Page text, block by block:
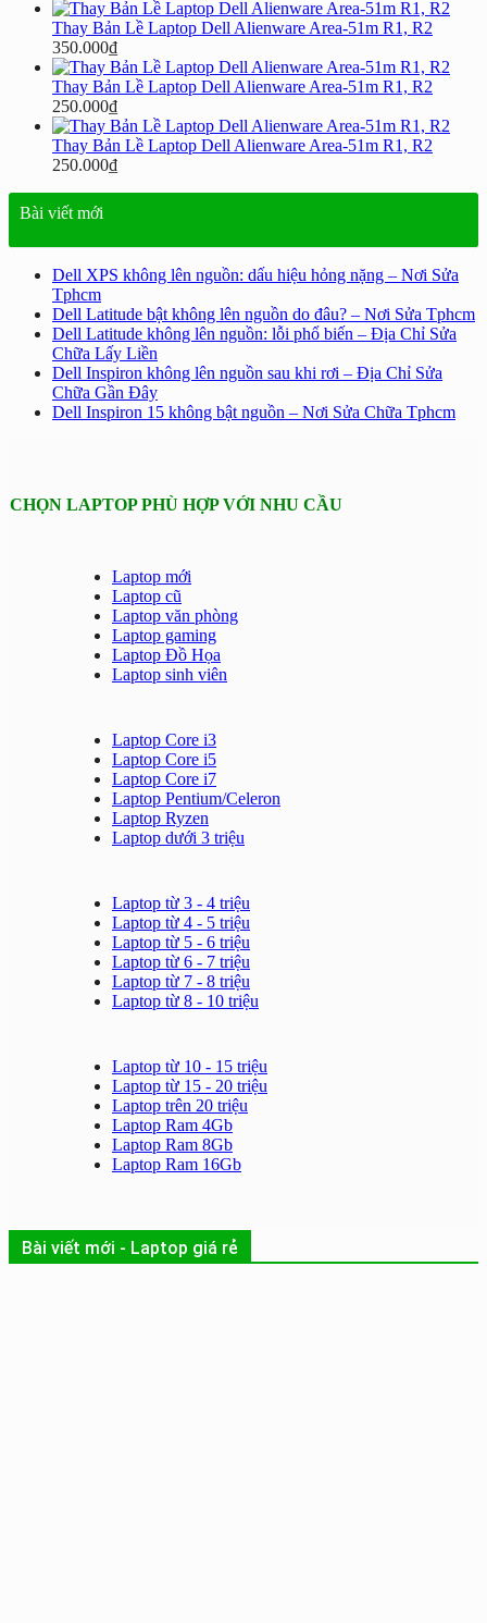
Thay Bản Lề Laptop Dell Alienware Area-51m R1, R2
350.000₫
Thay Bản Lề Laptop Dell Alienware Area-51m R1, R2
250.000₫
Thay Bản Lề Laptop Dell Alienware Area-51m R1, R2
250.000₫
Bài viết mới
Dell XPS không lên nguồn: dấu hiệu hỏng nặng – Nơi Sửa
Tphcm
Dell Latitude bật không lên nguồn do đâu? – Nơi Sửa Tphcm
Dell Latitude không lên nguồn: lỗi phổ biến – Địa Chỉ Sửa
Chữa Lấy Liền
Dell Inspiron không lên nguồn sau khi rơi – Địa Chỉ Sửa
Chữa Gần Đây
Dell Inspiron 15 không bật nguồn – Nơi Sửa Chữa Tphcm
CHỌN LAPTOP PHÙ HỢP VỚI NHU CẦU
Laptop mới
Laptop cũ
Laptop văn phòng
Laptop gaming
Laptop Đồ Họa
Laptop sinh viên
Laptop Core i3
Laptop Core i5
Laptop Core i7
Laptop Pentium/Celeron
Laptop Ryzen
Laptop dưới 3 triệu
Laptop từ 3 - 4 triệu
Laptop từ 4 - 5 triệu
Laptop từ 5 - 6 triệu
Laptop từ 6 - 7 triệu
Laptop từ 7 - 8 triệu
Laptop từ 8 - 10 triệu
Laptop từ 10 - 15 triệu
Laptop từ 15 - 20 triệu
Laptop trên 20 triệu
Laptop Ram 4Gb
Laptop Ram 8Gb
Laptop Ram 16Gb
Bài viết mới - Laptop giá rẻ